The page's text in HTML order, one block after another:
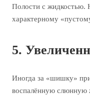
Полости с жидкостью.
характерному
5.
Иногда за «шишку»
воспалённую слюнную